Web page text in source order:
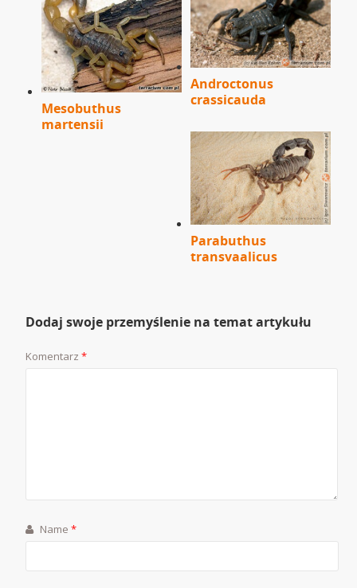
Mesobuthus
martensii
Androctonus
crassicauda
Parabuthus
transvaalicus
Dodaj swoje przemyślenie na temat artykułu
Komentarz*
Name*